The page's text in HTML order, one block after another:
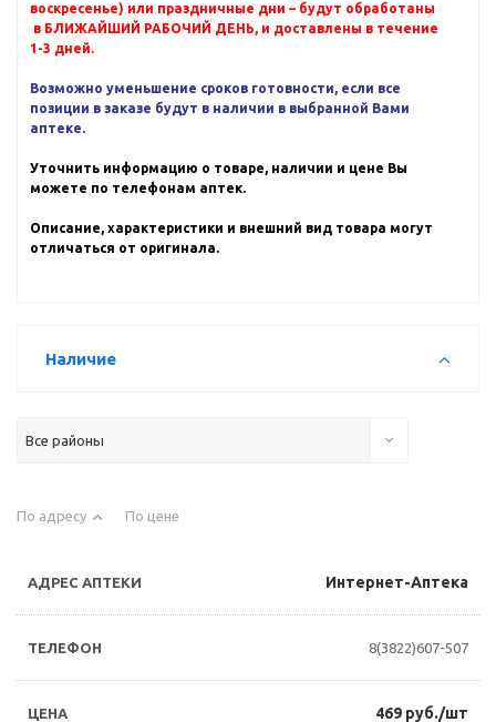
воскресенье) или праздничные дни – будут обработаны
в БЛИЖАЙШИЙ РАБОЧИЙ ДЕНЬ, и доставлены в течение
1-3 дней.
Возможно уменьшение сроков готовности, если все
позиции в заказе будут в наличии в выбранной Вами
аптеке.
Уточнить информацию о товаре, наличии и цене Вы
можете по телефонам аптек.
Описание, характеристики и внешний вид товара могут
отличаться от оригинала.
Наличие
Все районы
По адресу По цене
Интернет-Аптека
8(3822)607-507
469 руб./шт